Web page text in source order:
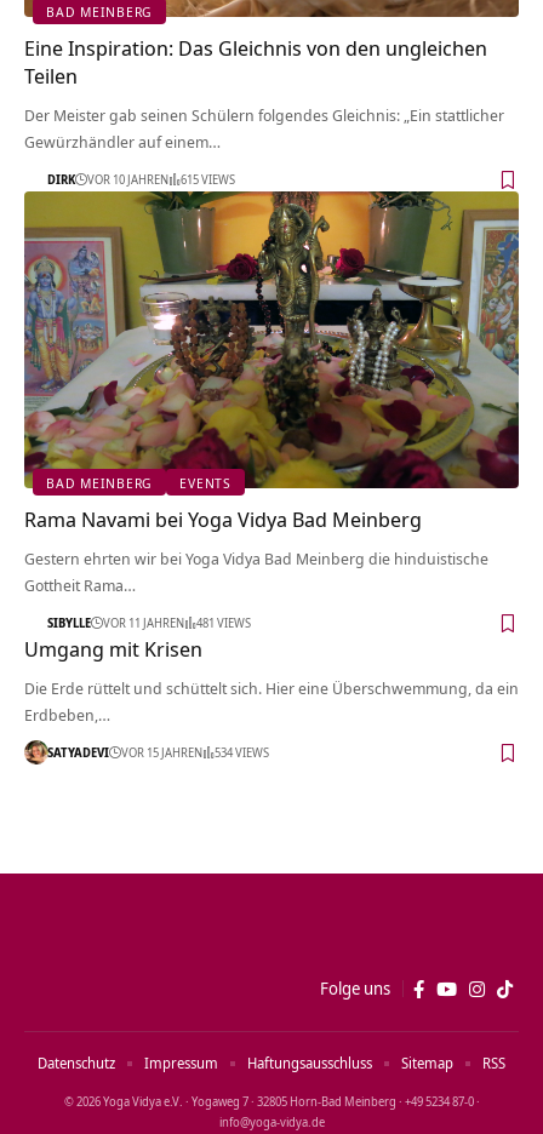
BAD MEINBERG
Eine Inspiration: Das Gleichnis von den ungleichen
Teilen
Der Meister gab seinen Schülern folgendes Gleichnis: „Ein stattlicher
Gewürzhändler auf einem…
DIRK VOR 10 JAHREN 615 VIEWS
BAD MEINBERG EVENTS
Rama Navami bei Yoga Vidya Bad Meinberg
Gestern ehrten wir bei Yoga Vidya Bad Meinberg die hinduistische
Gottheit Rama…
SIBYLLE VOR 11 JAHREN 481 VIEWS
Umgang mit Krisen
Die Erde rüttelt und schüttelt sich. Hier eine Überschwemmung, da ein
Erdbeben,…
SATYADEVI VOR 15 JAHREN 534 VIEWS
Folge uns
© 2026 Yoga Vidya e.V. · Yogaweg 7 · 32805 Horn‑Bad Meinberg · +49 5234 87‑0 ·
info@yoga‑vidya.de
Datenschutz Impressum Haftungsausschluss Sitemap RSS